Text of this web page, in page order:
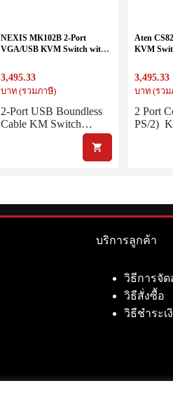
NEXIS MK102B 2-Port
VGA/USB KVM Switch with
3,495.33
บาท (รวมภาษี)
2-Port USB Boundless
Cable KM Switch…
Aten
KVM
3,495.33
บาท (รวม
2 Port
PS/2)
บริการลูกค้า
วิธีการจั
วิธีสั่งซื้อ
วิธีชำระเ